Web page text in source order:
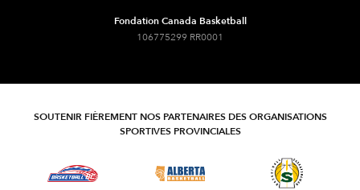
Fondation Canada Basketball
106775299 RR0001
SOUTENIR FIÈREMENT NOS PARTENAIRES DES ORGANISATIONS
SPORTIVES PROVINCIALES